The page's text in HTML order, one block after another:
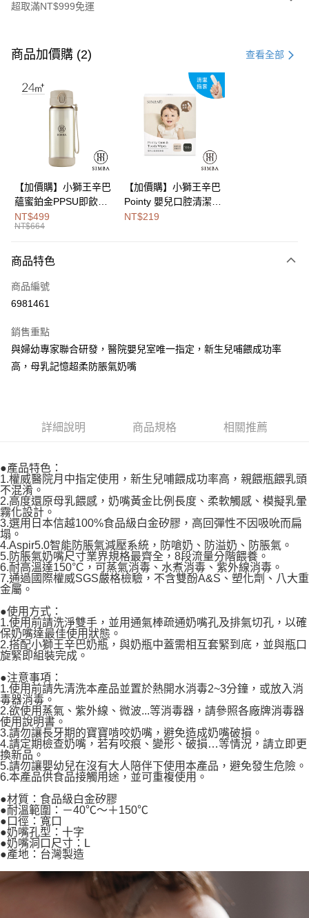
超取滿NT$999免運
信用卡一次付款
Apple Pay
Google Pay
全盈+PAY
大哥付你分期
【大哥付你分期使用說明】
2.付款方式選擇「大哥付你分期」，訂單成立後會自動跳轉到大哥付的交易
流程，驗證手機門號後，選擇欲分期的期數、繳款截止日，確認付款後即完
3.實際核准額度、可分期數及費用金額請依後續交易確認頁面所載為準。
4.訂單成立30分鐘內，如未前往確認交易或遇審核未通過，訂單將自動取
消。如遇「轉專審核」未通過狀況，表示未達大哥付你分期系統評分，恕無
法說明評估內容。
帳／街口支付／iPASS MONEY」等通路繳費。
1.本服務係由「台灣大哥大股份有限公司」（以下簡稱本公司）所提供，讓
用戶於交易時，得透過本服務購買商品或服務，並由商店將買賣／分期付款
買賣價金債權讓與本公司後，依約使用本公司帳單繳交帳款。
2.基於同意付款使用「大哥付你分期」之契約關係目的，商店將以您的個人
資料（包含姓名、電話或地址）提供予台灣大哥大進項蒐集、處理及利用，
由本公司與您本人進行分期帳單所需資料之確認、核對及更正。
3.完整用戶服務條款，請詳閱以下連結：
相關說明
【關於「AFTEE先享後付」】
便利好安心！
１．簡單：不需註冊會員、不需綁卡、不需儲值。
２．便利：只要手機號碼，簡訊認證，即可結帳。
３．安心：先確認商品／服務後，再付款。
２．訂單成立數日內，您將收到繳費通知簡訊。
※ 請注意：結帳手續完成當下不需立刻繳費，但若您需要取消訂單，請聯絡
購買商品的店家。未經商家同意取消之訂單仍視為有效，需透過AFTEE先享
後付繳納相關費用。
※ 交易是否成功請以「AFTEE先享後付 」之結帳頁面顯示為準，若有關於
是否繳費成功／繳費後需取消欲退款等相關疑問，請聯繫「AFTEE先享後付
客戶支援中心」https://netprotections.freshdesk.com/support/home
【注意事項】
１．透過由恩沛科技股份有限公司提供之「AFTEE先享後付」服務完成之交
易，需依本服務之必要範圍內提供個人資料，並將交易相關給付款項請求債
權轉讓予恩沛科技股份有限公司。
２．關於個人資料處理事宜，請瀏覽以下網址：
https://aftee.tw/terms/#terms3
３．未成年的使用者請事先徵得法定代理人或監護人之同意方可使用
「AFTEE先享後付」，若未經同意申辦者引起之損失，本公司不負相關責
任。
時審查核予不同之上限額度；若仍有額度不足之情形，本公司將視審查結果
請求用戶進行身份認證。
５．嚴禁一人註冊多個帳號或使用他人資訊註冊。若發現惡意使用之情形，
恩沛科技股份有限公司將有權停止該用戶之使用額度並採取法律行動。
相關說明
「Hami Point」為中華電信所提供之點數服務，可於會員專區綁定中華電信
會員帳號後，即可在購物車使用 Hami Point 折抵消費金額 (1點等於1元)。
ATM付款
每筆NT$100，滿NT$999(含以上)免運費
每筆NT$100，滿NT$1,000(含以上)免運費
付款後7-11取貨
每筆NT$100，滿NT$1,000(含以上)免運費
宅配
每筆NT$100，滿NT$1,000(含以上)免運費
商品加價購 (2) 查看全部
【加價購】小獅王辛巴
蘊蜜鉑金PPSU即飲水
壺400ml
NT$499
NT$664
【加價購】小獅王辛巴
Pointy 嬰兒口腔清潔指
套 (100入)
NT$219
商品特色
商品編號
6981461
銷售重點
與婦幼專家聯合研發，醫院嬰兒室唯一指定，新生兒哺餵成功率
高，母乳記憶超柔防脹氣奶嘴
詳細說明 商品規格 相關推薦
●產品特色：
1.權威醫院月中指定使用，新生兒哺餵成功率高，親餵瓶餵乳頭
不混淆。
2.高度還原母乳餵感，奶嘴黃金比例長度、柔軟觸感、模擬乳暈
霧化設計。
3.選用日本信越100%食品級白金矽膠，高回彈性不因吸吮而扁
塌。
4.Aspir5.0智能防脹氣減壓系統，防嗆奶、防溢奶、防脹氣。
5.防脹氣奶嘴尺寸業界規格最齊全，8段流量分階餵養。
6.耐高溫達150°C，可蒸氣消毒、水煮消毒、紫外線消毒。
7.通過國際權威SGS嚴格檢驗，不含雙酚A&S、塑化劑、八大重
金屬。
●使用方式：
1.使用前請洗淨雙手，並用通氣棒疏通奶嘴孔及排氣切孔，以確
保奶嘴達最佳使用狀態。
2.搭配小獅王辛巴奶瓶，與奶瓶中蓋需相互套緊到底，並與瓶口
旋緊即組裝完成。
●注意事項：
1.使用前請先清洗本產品並置於熱開水消毒2~3分鐘，或放入消
毒器消毒。
2.欲使用蒸氣、紫外線、微波...等消毒器，請參照各廠牌消毒器
使用說明書。
3.請勿讓長牙期的寶寶啃咬奶嘴，避免造成奶嘴破損。
4.請定期檢查奶嘴，若有咬痕、變形、破損…等情況，請立即更
換新品。
5.請勿讓嬰幼兒在沒有大人陪伴下使用本產品，避免發生危險。
6.本產品供食品接觸用途，並可重複使用。
●材質：食品級白金矽膠
●耐溫範圍：－40℃～＋150℃
●口徑：寬口
●奶嘴孔型：十字
●奶嘴洞口尺寸：L
●產地：台灣製造